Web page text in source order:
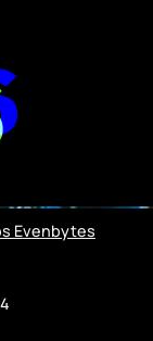
Evenbytes